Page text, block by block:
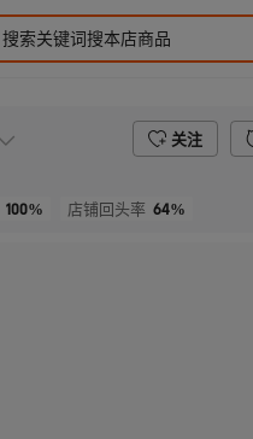
关注
100% 店铺回头率 64%